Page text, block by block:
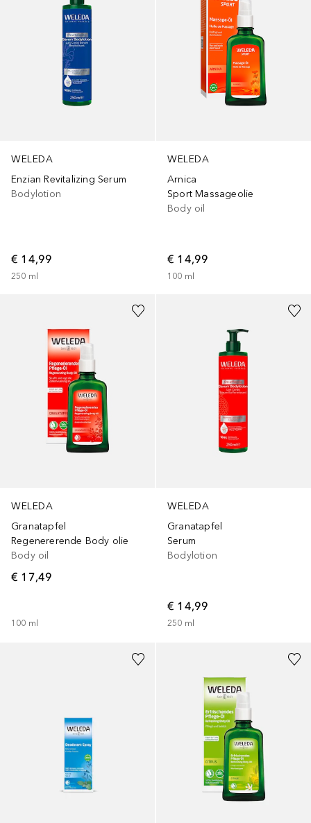
WELEDA
Enzian Revitalizing Serum
Bodylotion
€ 14,99
250 ml
WELEDA
Arnica
Sport Massageolie
Body oil
€ 14,99
100 ml
WELEDA
Granatapfel
Regenererende Body olie
Body oil
€ 17,49
100 ml
WELEDA
Granatapfel
Serum
Bodylotion
€ 14,99
250 ml